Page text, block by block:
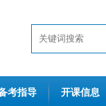
考指导 开课信息